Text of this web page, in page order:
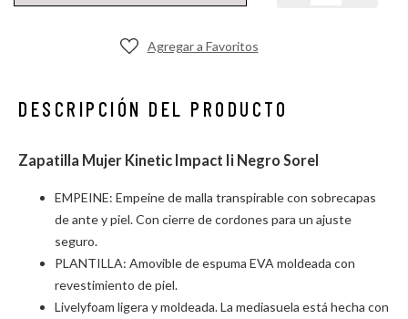
DESCRIPCIÓN DEL PRODUCTO
Zapatilla Mujer Kinetic Impact Ii Negro Sorel
EMPEINE: Empeine de malla transpirable con sobrecapas
de ante y piel. Con cierre de cordones para un ajuste
seguro.
PLANTILLA: Amovible de espuma EVA moldeada con
revestimiento de piel.
Livelyfoam ligera y moldeada. La mediasuela está hecha con